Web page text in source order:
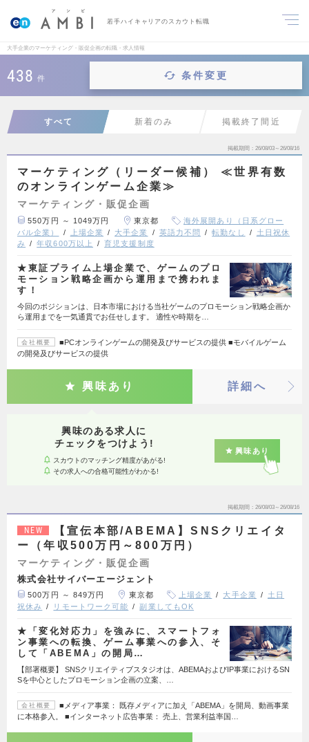
若手ハイキャリアのスカウト転職
大手企業のマーケティング・販促企画の転職・求人情報
438 件 条件変更
すべて 新着のみ 掲載終了間近
掲載期間 26/08/03～26/08/16
マーケティング（リーダー候補） ≪世界有数
のオンラインゲーム企業≫
マーケティング・販促企画
550万円 ～ 1049万円 東京都
海外展開あり（日系グロー
バル企業）
上場企業 大手企業 英語力不問 転勤なし
土日祝休
み
年収600万以上 育児支援制度
★東証プライム上場企業で、ゲームのプロ
モーション戦略企画から運用まで携われま
す！
今回のポジションは、日本市場における当社ゲームのプロモーション戦略企画か
ら運用までを一気通貫でお任せします。 適性や時期を…
会社概要
■PCオンラインゲームの開発及びサービスの提供 ■モバイルゲーム
の開発及びサービスの提供
興味あり 詳細へ
興味のある求人に
チェックをつけよう!
スカウトのマッチング精度があがる!
その求人への合格可能性がわかる!
興味あり
掲載期間 26/08/03～26/08/16
NEW
【宣伝本部/ABEMA】SNSクリエイタ
ー（年収500万円～800万円）
マーケティング・販促企画
株式会社サイバーエージェント
500万円 ～ 849万円 東京都 上場企業 大手企業
土日
祝休み
リモートワーク可能 副業してもOK
★「変化対応力」を強みに、スマートフォ
ン事業への転換、ゲーム事業への参入、そ
して「ABEMA」の開局…
【部署概要】 SNSクリエイティブスタジオは、ABEMAおよびIP事業におけるSN
Sを中心としたプロモーション企画の立案、…
会社概要
■メディア事業： 既存メディアに加え「ABEMA」を開局、動画事業
に本格参入。 ■インターネット広告事業： 売上、営業利益率国…